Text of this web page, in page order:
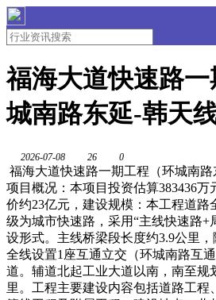
福海大道快速路
城南路东延-韩天
2026-07-08 26 0
福海大道快速路一期工程（环城南
项目概况：本项目投资估算383436
价约23亿元，建设规模：本工程道路
级为城市快速路，采用“主线快速路+
设形式。主线桥梁段长度约3.9公里，
全线设置1座互通立交（环城南路互
道。辅道北起工业大道以南，南至规
里。工程主要建设内容包括道路工程